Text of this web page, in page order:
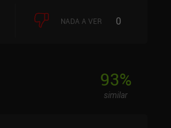
NADA A VER 0
93%
similar